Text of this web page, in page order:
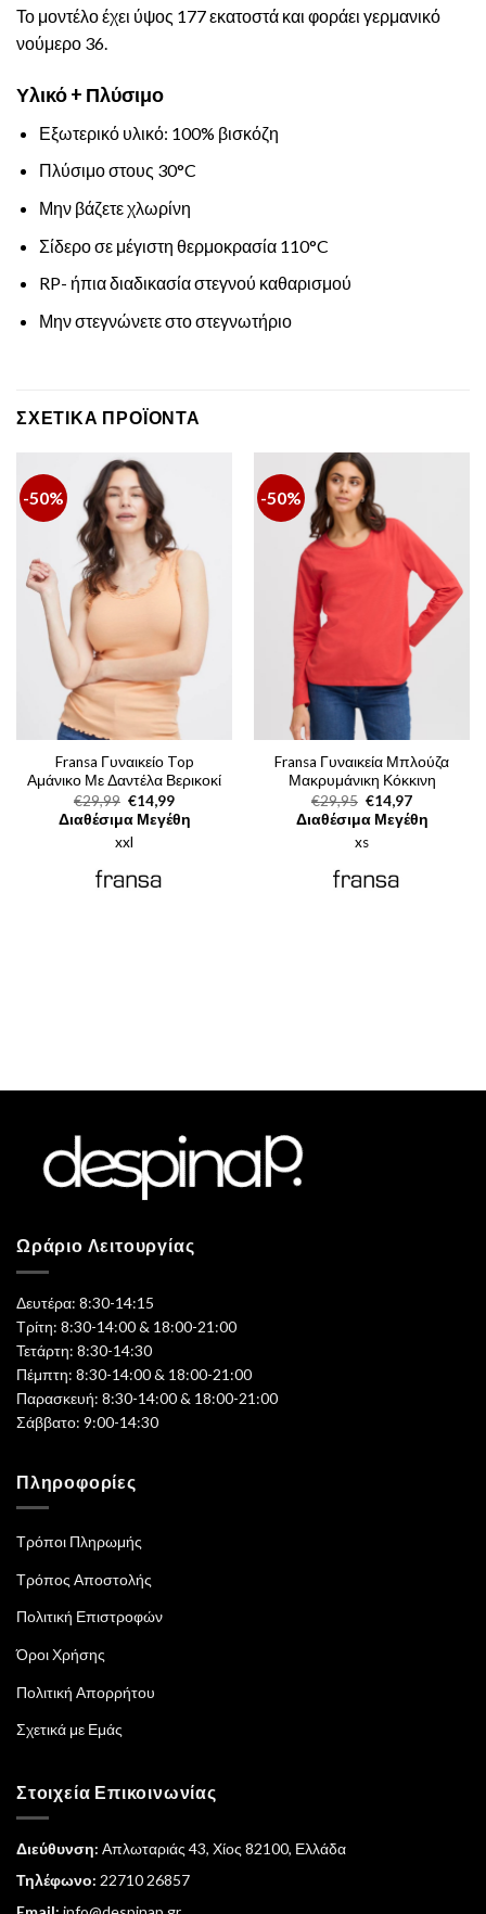
Το μοντέλο έχει ύψος 177 εκατοστά και φοράει γερμανικό
νούμερο 36.
Υλικό + Πλύσιμο
Εξωτερικό υλικό: 100% βισκόζη
Πλύσιμο στους 30°C
Μην βάζετε χλωρίνη
Σίδερο σε μέγιστη θερμοκρασία 110°C
RP- ήπια διαδικασία στεγνού καθαρισμού
Μην στεγνώνετε στο στεγνωτήριο
ΣΧΕΤΙΚΆ ΠΡΟΪΌΝΤΑ
-50%
Fransa Γυναικείο Top
Αμάνικο Με Δαντέλα Βερικοκί
€29,99 Original
price
was:
€29,99.
€14,99Η
τρέχουσα
τιμή
Διαθέσιμα Μεγέθη
xxl
-50%
Fransa Γυναικεία Μπλούζα
Μακρυμάνικη Κόκκινη
€29,95 Original
price
was:
€29,95.
€14,97Η
τρέχουσα
τιμή
Διαθέσιμα Μεγέθη
xs
Ωράριο Λειτουργίας
Δευτέρα: 8:30-14:15
Τρίτη: 8:30-14:00 & 18:00-21:00
Τετάρτη: 8:30-14:30
Πέμπτη: 8:30-14:00 & 18:00-21:00
Παρασκευή: 8:30-14:00 & 18:00-21:00
Σάββατο: 9:00-14:30
Πληροφορίες
Τρόποι Πληρωμής
Τρόπος Αποστολής
Πολιτική Επιστροφών
Όροι Χρήσης
Πολιτική Απορρήτου
Σχετικά με Εμάς
Στοιχεία Επικοινωνίας
Διεύθυνση: Απλωταριάς 43, Χίος 82100, Ελλάδα
Τηλέφωνο: 22710 26857